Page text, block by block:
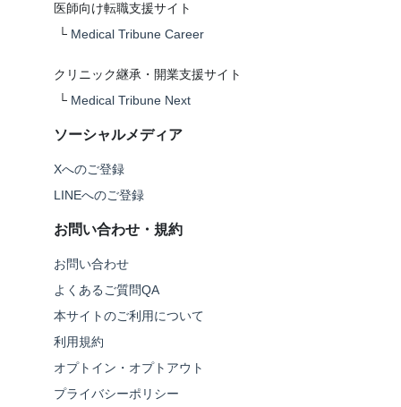
医師向け転職支援サイト
└ Medical Tribune Career
クリニック継承・開業支援サイト
└ Medical Tribune Next
ソーシャルメディア
Xへのご登録
LINEへのご登録
お問い合わせ・規約
お問い合わせ
よくあるご質問QA
本サイトのご利用について
利用規約
オプトイン・オプトアウト
プライバシーポリシー